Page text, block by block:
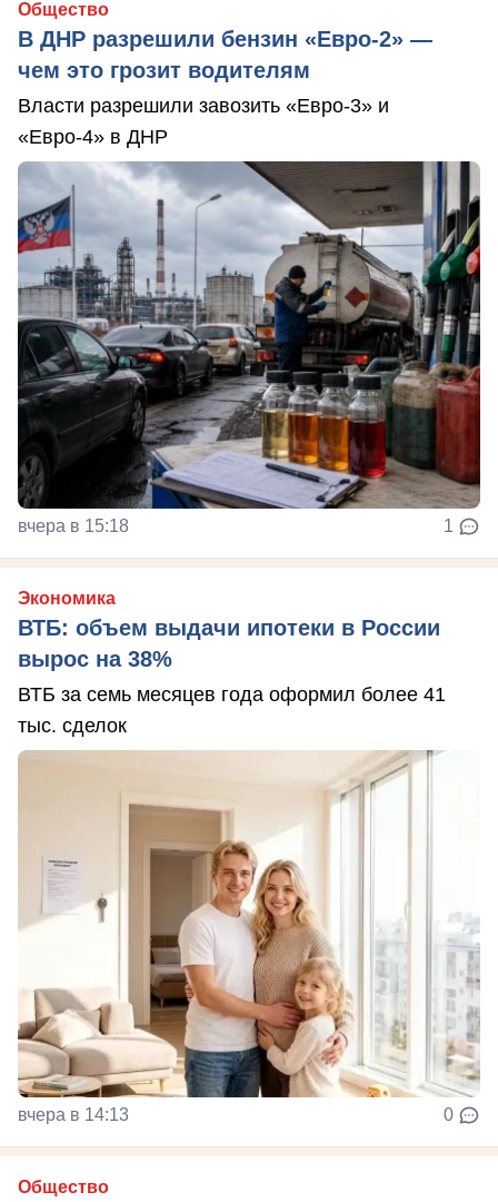
Общество
В ДНР разрешили бензин «Евро-2» —
чем это грозит водителям
Власти разрешили завозить «Евро-3» и
«Евро-4» в ДНР
вчера в 15:18 1
Экономика
ВТБ: объем выдачи ипотеки в России
вырос на 38%
ВТБ за семь месяцев года оформил более 41
тыс. сделок
вчера в 14:13 0
Общество